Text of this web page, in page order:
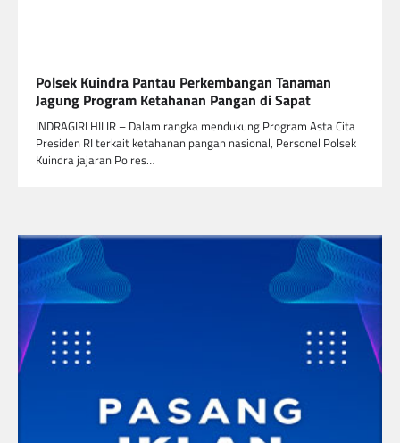
Polsek Kuindra Pantau Perkembangan Tanaman
Jagung Program Ketahanan Pangan di Sapat
INDRAGIRI HILIR – Dalam rangka mendukung Program Asta Cita
Presiden RI terkait ketahanan pangan nasional, Personel Polsek
Kuindra jajaran Polres…